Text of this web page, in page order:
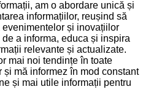
am o abordare unică și
informațiilor, reușind să
și inovațiilor
a informa, educa și inspira
relevante și actualizate.
mai noi tendințe în toate
mă informez în mod constant
și mai utile informații pentru